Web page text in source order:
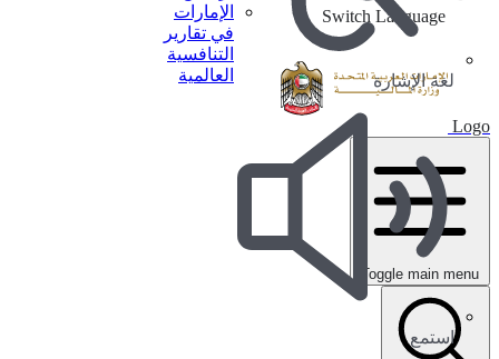
الإمارات
في تقارير
التنافسية
العالمية
لغة الإشارة
استمع
Switch Language
Logo
Toggle main menu